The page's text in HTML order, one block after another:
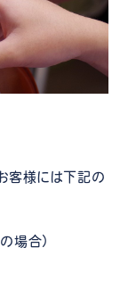
客様には下記の
場合）